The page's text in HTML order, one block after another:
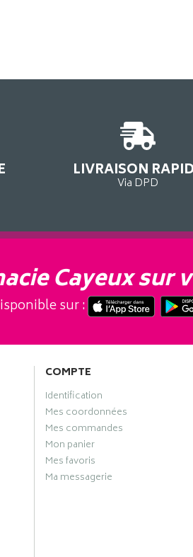
LIVRAISON
Via DPD
Cayeux sur
sur :
COMPTE
Identification
Mes coordonnées
Mes commandes
Mon panier
Mes favoris
Ma messagerie